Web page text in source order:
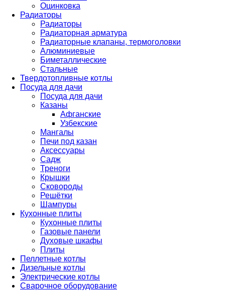
Оцинковка
Радиаторы
Радиаторы
Радиаторная арматура
Радиаторные клапаны, термоголовки
Алюминиевые
Биметаллические
Стальные
Твердотопливные котлы
Посуда для дачи
Посуда для дачи
Казаны
Афганские
Узбекские
Мангалы
Печи под казан
Аксессуары
Садж
Треноги
Крышки
Сковороды
Решётки
Шампуры
Кухонные плиты
Кухонные плиты
Газовые панели
Духовые шкафы
Плиты
Пеллетные котлы
Дизельные котлы
Электрические котлы
Сварочное оборудование